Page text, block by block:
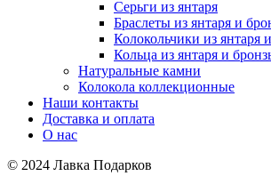
Серьги из янтаря
Браслеты из янтаря и
Колокольчики из янтаря
Кольца из янтаря и
Натуральные камни
Колокола коллекционные
Наши контакты
Доставка и оплата
О нас
© 2024 Лавка Подарков